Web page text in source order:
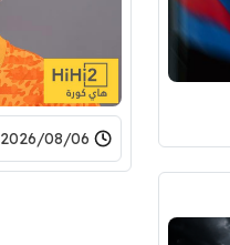
2026/08/06 - 17:11